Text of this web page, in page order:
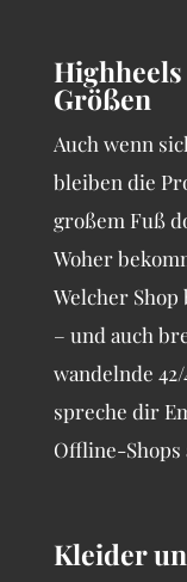
Größen
Auch wenn
bleiben die
großem Fuß
Woher
Welcher
– und auch
wandelnde
spreche dir
Offline-Shops
Kleider